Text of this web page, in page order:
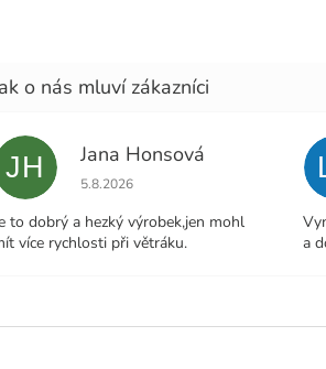
JH Jana Honsová
Hodnocení obchodu je 5 z 5
5.8.2026
to dobrý a hezký výrobek,jen mohl
více rychlosti při větráku.
a